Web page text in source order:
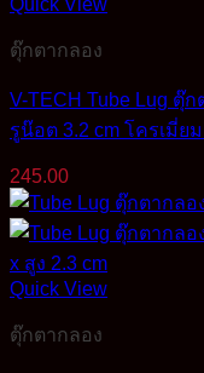
Quick View
ตุ๊กตากลอง
V-TECH Tube Lug ตุ๊
รูน๊อต 3.2 cm โครเมี่ย
245.00
Quick View
ตุ๊กตากลอง